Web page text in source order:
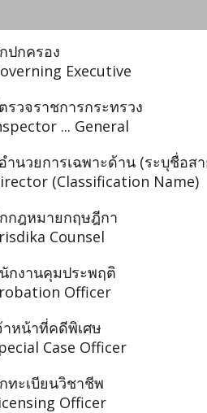
ปกครอง
Executive
รวจราชการกระทรวง
... General
ำนวยการเฉพาะด้าน (ระบุชื่อส
(Classification Name)
กฎหมายกฤษฎีกา
Counsel
กงานคุมประพฤติ
Officer
าหน้าที่คดีพิเศษ
Case Officer
ทะเบียนวิชาชีพ
Officer